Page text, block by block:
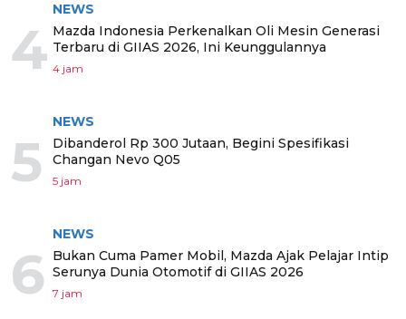
4
NEWS
Mazda Indonesia Perkenalkan Oli Mesin Generasi
Terbaru di GIIAS 2026, Ini Keunggulannya
4 jam
5
NEWS
Dibanderol Rp 300 Jutaan, Begini Spesifikasi
Changan Nevo Q05
5 jam
6
NEWS
Bukan Cuma Pamer Mobil, Mazda Ajak Pelajar Intip
Serunya Dunia Otomotif di GIIAS 2026
7 jam